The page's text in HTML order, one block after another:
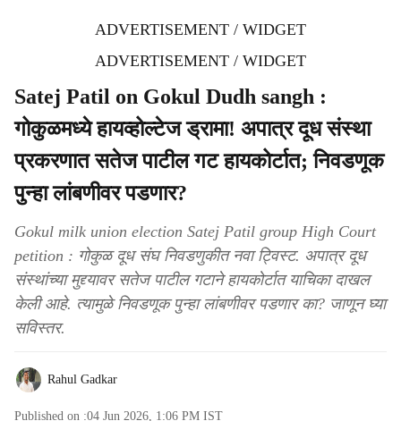
ADVERTISEMENT / WIDGET
ADVERTISEMENT / WIDGET
Satej Patil on Gokul Dudh sangh :
गोकुळमध्ये हायव्होल्टेज ड्रामा! अपात्र दूध संस्था
प्रकरणात सतेज पाटील गट हायकोर्टात; निवडणूक
पुन्हा लांबणीवर पडणार?
Gokul milk union election Satej Patil group High Court
petition : गोकुळ दूध संघ निवडणुकीत नवा ट्विस्ट. अपात्र दूध
संस्थांच्या मुद्द्यावर सतेज पाटील गटाने हायकोर्टात याचिका दाखल
केली आहे. त्यामुळे निवडणूक पुन्हा लांबणीवर पडणार का? जाणून घ्या
सविस्तर.
Rahul Gadkar
Published on :04 Jun 2026, 1:06 PM IST